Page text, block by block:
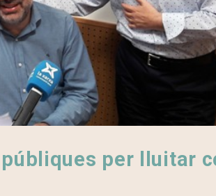
per lluitar